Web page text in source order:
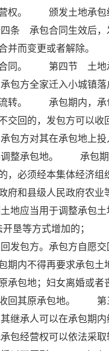
营权。 颁发土地承包
条 承包合同生效后，
合并而变更或者解
合同。 第四节 土地
全家迁入小城镇落
流转。 承包期内，承
交回的，发包方可以收
方对其在承包地上投
整承包地。 承包期
，必须经本集体经济组
府和县级人民政府农业
应当用于调整承包土
垦等方式增加的；
包方。承包方自愿交
包期内不得再要求承
承包地；妇女离婚或者
收回其原承包地。
继承人可以在承包
营权可以依法采取